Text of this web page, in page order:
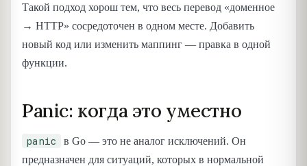
Такой подход хорош тем, что весь перевод «доменное
→ HTTP» сосредоточен в одном месте. Добавить
новый код или изменить маппинг — правка в одной
функции.
Panic: когда это уместно
panic
в Go — это не аналог исключений. Он
предназначен для ситуаций, которых в нормальной